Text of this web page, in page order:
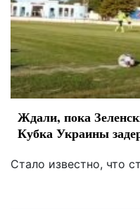
Ждали, пока
Кубка Украины
Стало известно, что